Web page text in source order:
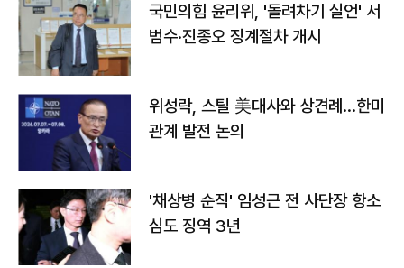
국민의힘 윤리위, '돌려차기 실언' 서
범수·진종오 징계절차 개시
위성락, 스틸 美대사와 상견례…한미
관계 발전 논의
'채상병 순직' 임성근 전 사단장 항소
심도 징역 3년